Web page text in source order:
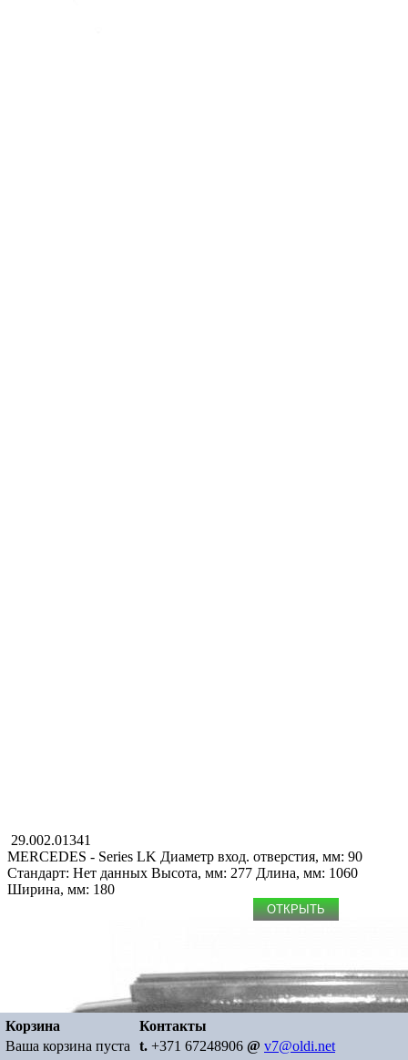
29.002.01341
MERCEDES - Series LK Диаметр вход. отверстия, мм: 90
Стандарт: Нет данных Высота, мм: 277 Длина, мм: 1060
Ширина, мм: 180
ОТКРЫТЬ
Корзина
Ваша корзина пуста
Контакты
t. +371 67248906 @ v7@oldi.net